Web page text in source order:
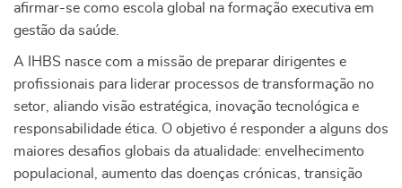
afirmar-se como escola global na formação executiva em
gestão da saúde.
A IHBS nasce com a missão de preparar dirigentes e
profissionais para liderar processos de transformação no
setor, aliando visão estratégica, inovação tecnológica e
responsabilidade ética. O objetivo é responder a alguns dos
maiores desafios globais da atualidade: envelhecimento
populacional, aumento das doenças crónicas, transição